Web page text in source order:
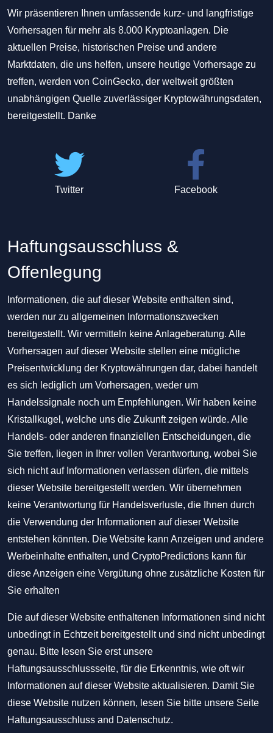
Wir präsentieren Ihnen umfassende kurz- und langfristige
Vorhersagen für mehr als 8.000 Kryptoanlagen. Die
aktuellen Preise, historischen Preise und andere
Marktdaten, die uns helfen, unsere heutige Vorhersage zu
treffen, werden von CoinGecko, der weltweit größten
unabhängigen Quelle zuverlässiger Kryptowährungsdaten,
bereitgestellt. Danke
Twitter Facebook
Haftungsausschluss &
Offenlegung
Informationen, die auf dieser Website enthalten sind,
werden nur zu allgemeinen Informationszwecken
bereitgestellt. Wir vermitteln keine Anlageberatung. Alle
Vorhersagen auf dieser Website stellen eine mögliche
Preisentwicklung der Kryptowährungen dar, dabei handelt
es sich lediglich um Vorhersagen, weder um
Handelssignale noch um Empfehlungen. Wir haben keine
Kristallkugel, welche uns die Zukunft zeigen würde. Alle
Handels- oder anderen finanziellen Entscheidungen, die
Sie treffen, liegen in Ihrer vollen Verantwortung, wobei Sie
sich nicht auf Informationen verlassen dürfen, die mittels
dieser Website bereitgestellt werden. Wir übernehmen
keine Verantwortung für Handelsverluste, die Ihnen durch
die Verwendung der Informationen auf dieser Website
entstehen könnten. Die Website kann Anzeigen und andere
Werbeinhalte enthalten, und CryptoPredictions kann für
diese Anzeigen eine Vergütung ohne zusätzliche Kosten für
Sie erhalten
Die auf dieser Website enthaltenen Informationen sind nicht
unbedingt in Echtzeit bereitgestellt und sind nicht unbedingt
genau. Bitte lesen Sie erst unsere
Haftungsausschlussseite, für die Erkenntnis, wie oft wir
Informationen auf dieser Website aktualisieren. Damit Sie
diese Website nutzen können, lesen Sie bitte unsere Seite
Haftungsausschluss and Datenschutz.